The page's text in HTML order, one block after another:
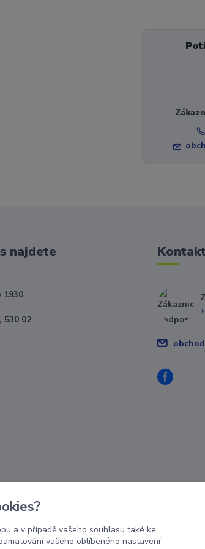
najdete
1930
530 02
a v případě vašeho souhlasu také ke
vašeho oblíbeného nastavení